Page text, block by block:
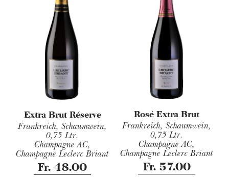
Extra Brut Réserve
Frankreich, Schaumwein,
0,75 Ltr.
Champagne AC,
Champagne Leclerc Briant
Fr. 48.00
Rosé Extra Brut
Frankreich, Schaumwein,
0,75 Ltr.
Champagne AC,
Champagne Leclerc Briant
Fr. 57.00